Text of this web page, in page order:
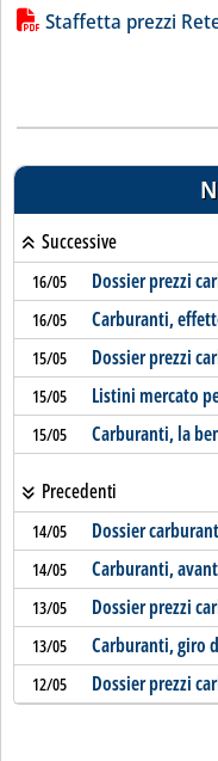
Lista allegati PDF
Staffetta prezzi
Successive
16/05 Dossier prezzi
16/05 Carburanti,
15/05 Dossier prezzi
15/05 Listini mercato
15/05 Carburanti, la
Precedenti
14/05 Dossier
14/05 Carburanti,
13/05 Dossier prezzi
13/05 Carburanti, giro
12/05 Dossier prezzi